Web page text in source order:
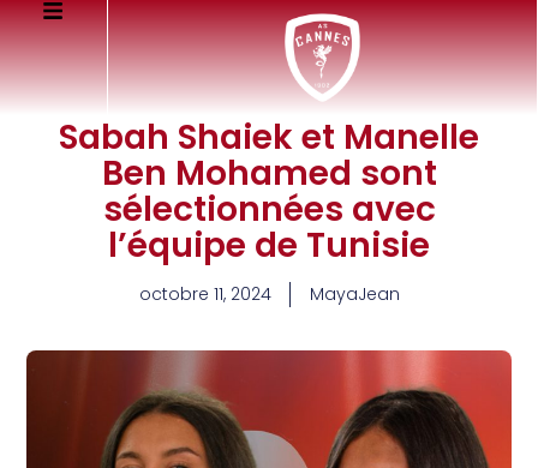
Sabah Shaiek et Manelle
Ben Mohamed sont
sélectionnées avec
l’équipe de Tunisie
octobre 11, 2024 MayaJean